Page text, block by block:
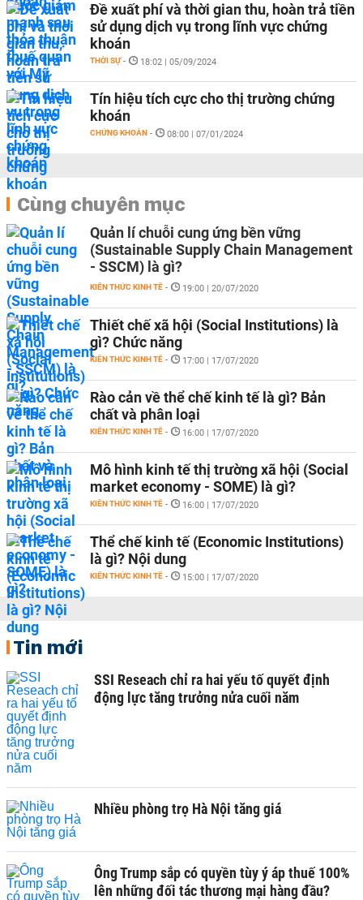
Đề xuất phí và thời gian thu, hoàn trả tiền
sử dụng dịch vụ trong lĩnh vực chứng
khoán
THỜI SỰ - 18:02 | 05/09/2024
Tín hiệu tích cực cho thị trường chứng
khoán
CHỨNG KHOÁN - 08:00 | 07/01/2024
Cùng chuyên mục
Quản lí chuỗi cung ứng bền vững
(Sustainable Supply Chain Management
- SSCM) là gì?
KIẾN THỨC KINH TẾ - 19:00 | 20/07/2020
Thiết chế xã hội (Social Institutions) là
gì? Chức năng
KIẾN THỨC KINH TẾ - 17:00 | 17/07/2020
Rào cản về thể chế kinh tế là gì? Bản
chất và phân loại
KIẾN THỨC KINH TẾ - 16:00 | 17/07/2020
Mô hình kinh tế thị trường xã hội (Social
market economy - SOME) là gì?
KIẾN THỨC KINH TẾ - 16:00 | 17/07/2020
Thể chế kinh tế (Economic Institutions)
là gì? Nội dung
KIẾN THỨC KINH TẾ - 15:00 | 17/07/2020
Tin mới
SSI Reseach chỉ ra hai yếu tố quyết định
động lực tăng trưởng nửa cuối năm
Nhiều phòng trọ Hà Nội tăng giá
Ông Trump sắp có quyền tùy ý áp thuế 100%
lên những đối tác thương mại hàng đầu?